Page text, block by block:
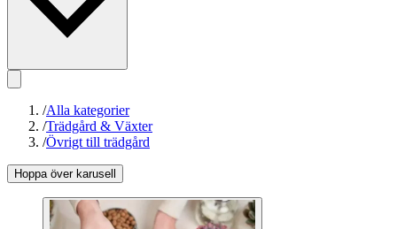
/Alla kategorier
/Trädgård & Växter
/Övrigt till trädgård
Hoppa över karusell